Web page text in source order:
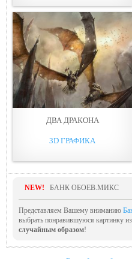
ДВА ДРАКОНA
3D ГРАФИКА
NEW! БАНК ОБОЕВ.МИКС
Представляем Вашему вниманию
выбрать понравившуюся картинку из
случайным образом!